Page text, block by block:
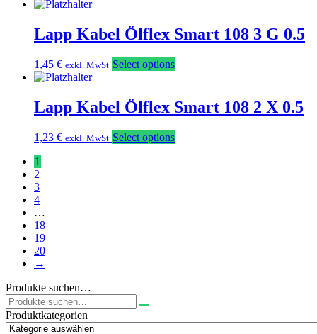
Lapp Kabel Ölflex Smart 108 3 G 0.5
1,45 € exkl. MwSt Select options
Lapp Kabel Ölflex Smart 108 2 X 0.5
1,23 € exkl. MwSt Select options
1
2
3
4
…
18
19
20
→
Produkte suchen…
Suchen
nach:
Produktkategorien